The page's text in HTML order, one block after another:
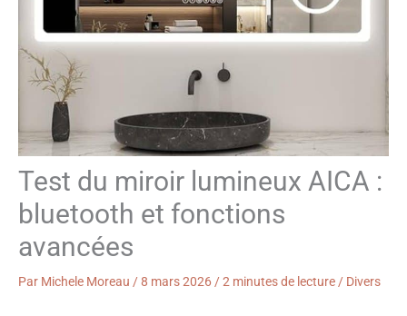
Test du miroir lumineux AICA :
bluetooth et fonctions
avancées
Par Michele Moreau /8 mars 2026 /2 minutes de lecture / Divers